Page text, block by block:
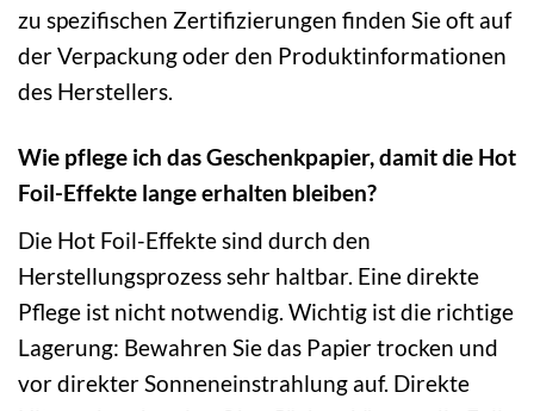
zu spezifischen Zertifizierungen finden Sie oft auf
der Verpackung oder den Produktinformationen
des Herstellers.
Wie pflege ich das Geschenkpapier, damit die Hot
Foil-Effekte lange erhalten bleiben?
Die Hot Foil-Effekte sind durch den
Herstellungsprozess sehr haltbar. Eine direkte
Pflege ist nicht notwendig. Wichtig ist die richtige
Lagerung: Bewahren Sie das Papier trocken und
vor direkter Sonneneinstrahlung auf. Direkte